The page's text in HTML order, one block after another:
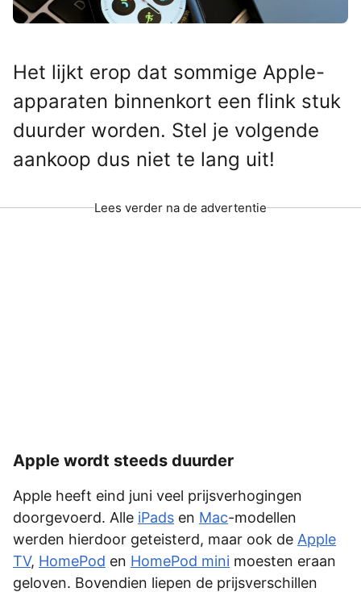
Het lijkt erop dat sommige Apple-
apparaten binnenkort een flink stuk
duurder worden. Stel je volgende
aankoop dus niet te lang uit!
Lees verder na de advertentie
Apple wordt steeds duurder
Apple heeft eind juni veel prijsverhogingen
doorgevoerd. Alle iPads en Mac-modellen
werden hierdoor geteisterd, maar ook de Apple
TV, HomePod en HomePod mini moesten eraan
geloven. Bovendien liepen de prijsverschillen